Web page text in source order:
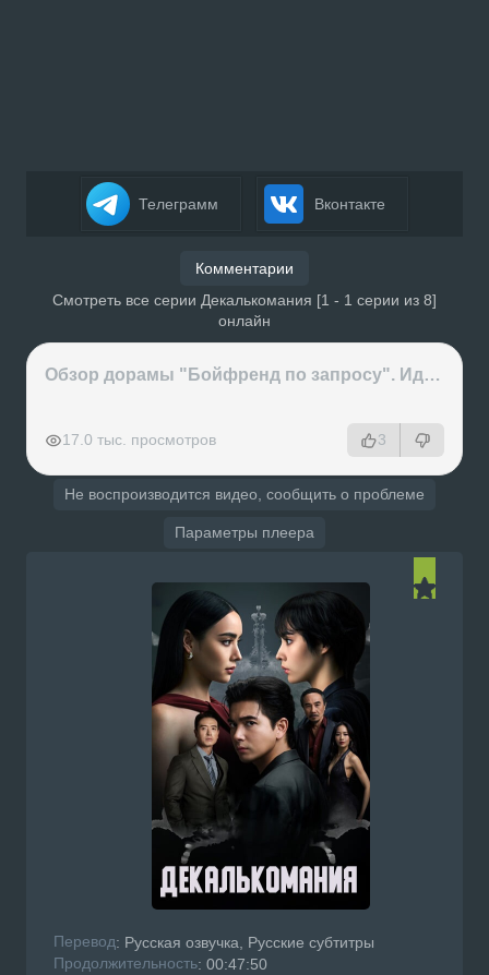
Телеграмм Вконтакте
Комментарии
Смотреть все серии Декалькомания [1 - 1 серии из 8]
онлайн
Обзор дорамы "Бойфренд по запросу". Идеальный парень за деньги или обычные отношения?
17.0 тыс. просмотров 3
Не воспроизводится видео, сообщить о проблеме
Параметры плеера
Перевод: Русская озвучка, Русские субтитры
Продолжительность: 00:47:50